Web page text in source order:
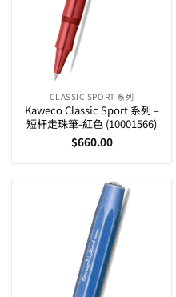
CLASSIC SPORT 系列
Kaweco Classic Sport 系列 –
短杆走珠筆-紅色 (10001566)
$660.00